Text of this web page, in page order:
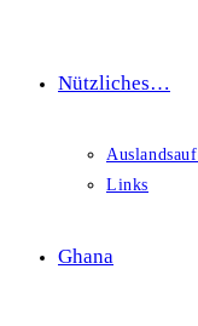
Nützliches…
Links
Ghana